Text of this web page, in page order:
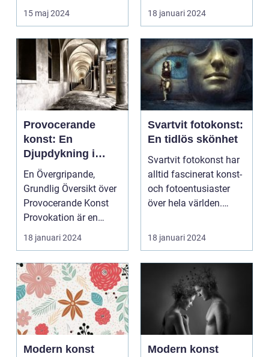
frysa ögo...
15 maj 2024
och inspire...
18 januari 2024
Provocerande
konst: En
Djupdykning i
Kontrovers och
Skapande
En Övergripande,
Grundlig Översikt över
Provocerande Konst
Provokation är en
central del av
konsten...
18 januari 2024
Svartvit fotokonst:
En tidlös skönhet
Svartvit fotokonst har
alltid fascinerat konst-
och fotoentusiaster
över hela världen.
18 januari 2024
Modern konst
Modern konst